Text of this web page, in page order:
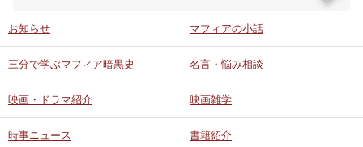
お知らせ マフィアの小話
三分で学ぶマフィア暗黒史 名言・悩み相談
映画・ドラマ紹介 映画雑学
時事ニュース 書籍紹介